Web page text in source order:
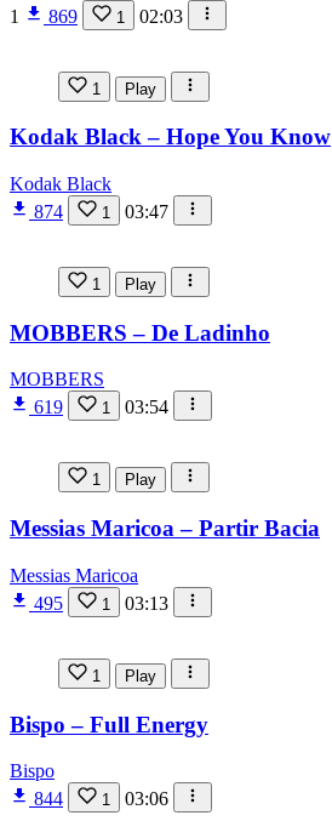
1
869 1 02:03
1 Play
Kodak Black – Hope You Know
Kodak Black
874
1 03:47
1 Play
MOBBERS – De Ladinho
MOBBERS
619
1 03:54
1 Play
Messias Maricoa – Partir Bacia
Messias Maricoa
495
1 03:13
1 Play
Bispo – Full Energy
Bispo
844
1 03:06